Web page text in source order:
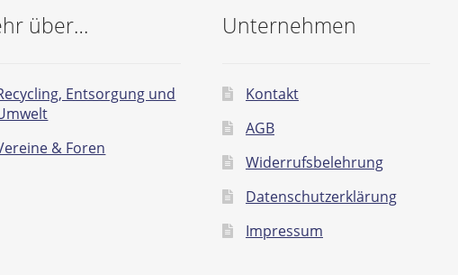
über…
Entsorgung und
& Foren
Unternehmen
Kontakt
AGB
Widerrufsbelehrung
Datenschutzerklärung
Impressum